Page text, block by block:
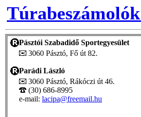
Túrabeszámolók
Pásztói Szabadidő Sportegyesület
3060 Pásztó, Fő út 82.
Parádi László
3060 Pásztó, Rákóczi út 46.
(30) 686-8995
e-mail: lacipa@freemail.hu